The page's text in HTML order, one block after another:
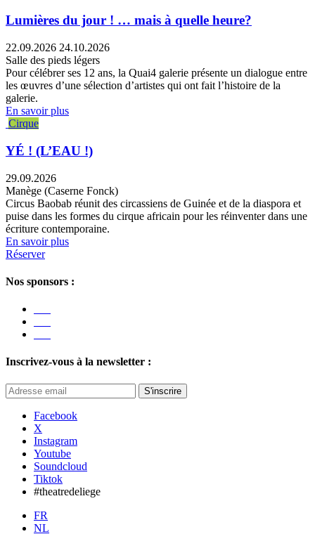
Lumières du jour ! … mais à quelle heure?
22.09.2026 24.10.2026
Salle des pieds légers
Pour célébrer ses 12 ans, la Quai4 galerie présente un dialogue entre
les œuvres d’une sélection d’artistes qui ont fait l’histoire de la
galerie.
En savoir plus
Cirque
YÉ ! (L’EAU !)
29.09.2026
Manège (Caserne Fonck)
Circus Baobab réunit des circassiens de Guinée et de la diaspora et
puise dans les formes du cirque africain pour les réinventer dans une
écriture contemporaine.
En savoir plus
Réserver
Nos sponsors :
Inscrivez-vous à la newsletter :
S'inscrire
Facebook
X
Instagram
Youtube
Soundcloud
Tiktok
#theatredeliege
FR
NL